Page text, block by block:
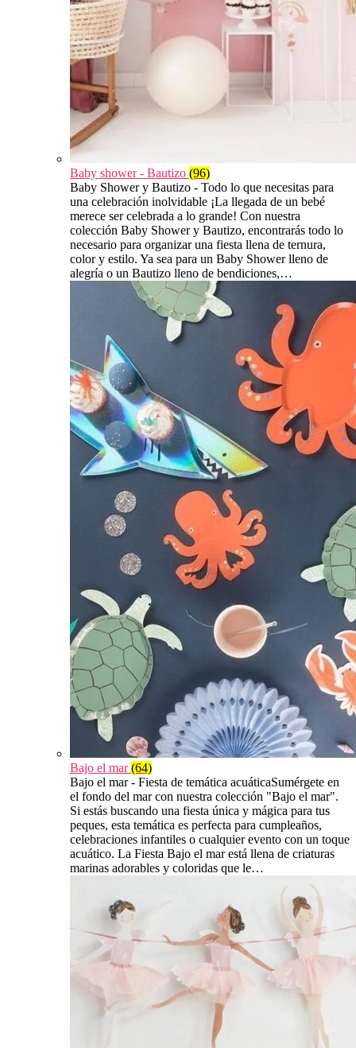
Baby shower - Bautizo (96)
Baby Shower y Bautizo - Todo lo que necesitas para
una celebración inolvidable ¡La llegada de un bebé
merece ser celebrada a lo grande! Con nuestra
colección Baby Shower y Bautizo, encontrarás todo lo
necesario para organizar una fiesta llena de ternura,
color y estilo. Ya sea para un Baby Shower lleno de
alegría o un Bautizo lleno de bendiciones,…
Bajo el mar(64)
Bajo el mar - Fiesta de temática acuáticaSumérgete en
el fondo del mar con nuestra colección "Bajo el mar".
Si estás buscando una fiesta única y mágica para tus
peques, esta temática es perfecta para cumpleaños,
celebraciones infantiles o cualquier evento con un toque
acuático. La Fiesta Bajo el mar está llena de criaturas
marinas adorables y coloridas que le…